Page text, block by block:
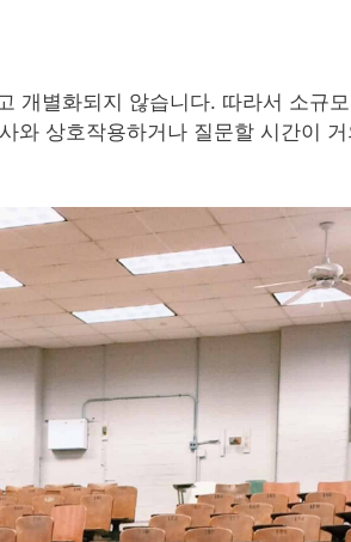
개별화되지 않습니다. 따라서 소규
와 상호작용하거나 질문할 시간이